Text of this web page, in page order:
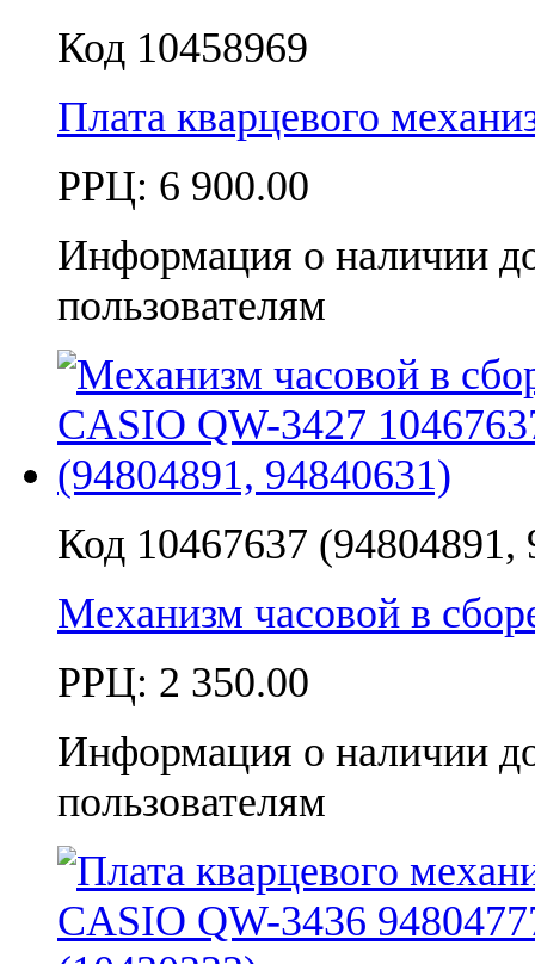
Код 10458969
Плата кварцевого
РРЦ: 6 900.00
Информация о наличии
пользователям
Код 10467637 (94804891,
Механизм часовой в
РРЦ: 2 350.00
Информация о наличии
пользователям